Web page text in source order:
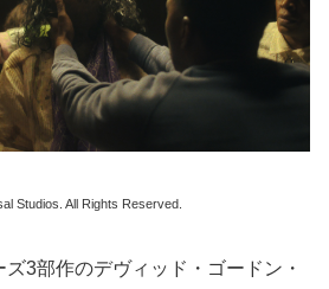
Studios. All Rights Reserved.
ズ3部作のデヴィッド・ゴードン・